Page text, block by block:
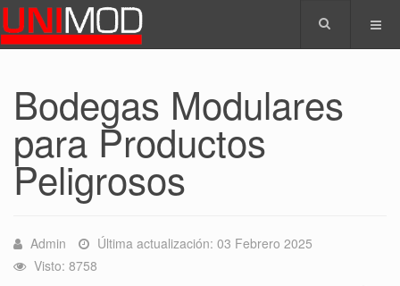
Bodegas Modulares
para Productos
Peligrosos
Admin
Última actualización: 03 Febrero 2025
Visto: 8758